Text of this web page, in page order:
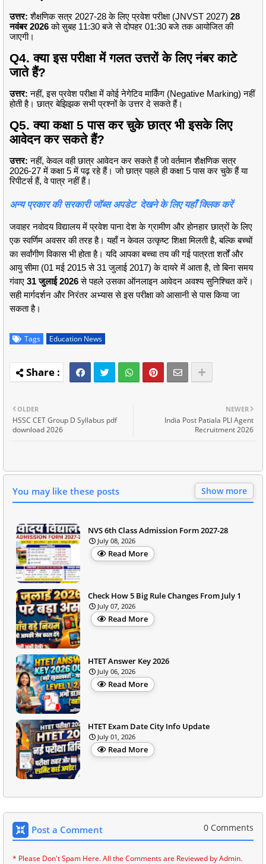
उत्तर: शैक्षणिक सत्र 2027-28 के लिए प्रवेश परीक्षा (JNVST 2027) 28
नवंबर 2026को सुबह 11:30 बजे से दोपहर 01:30 बजे तक आयोजित की
जाएगी।
Q4. क्या इस परीक्षा में गलत उत्तरों के लिए नंबर काटे
जाते हैं?
उत्तर: नहीं, इस प्रवेश परीक्षा में कोई नेगेटिव मार्किंग (Negative Marking) नहीं
होती है। छात्र बेझिझक सभी प्रश्नों के उत्तर दे सकते हैं।
Q5. क्या कक्षा 5 पास कर चुके छात्र भी इसके लिए
आवेदन कर सकते हैं?
उत्तर: नहीं, केवल वही छात्र आवेदन कर सकते हैं जो वर्तमान शैक्षणिक सत्र
2026-27 में कक्षा 5 में पढ़ रहे हैं। जो छात्र पहले ही कक्षा 5 पास कर चुके हैं या
रिपीटर्स हैं, वे पात्र नहीं हैं।
अन्य प्रकार की सरकारी जॉब्स अपडेट देखने के लिए यहाँ क्लिक करें
जवाहर नवोदय विद्यालय में प्रवेश पाना देश के ग्रामीण और होनहार छात्रों के लिए
एक स्वर्णिम अवसर की तरह है। यहाँ न केवल उत्कृष्ट शिक्षा मिलती है, बल्कि बच्चों
का सर्वांगीण विकास भी होता है। यदि आपका बच्चा तय की गई पात्रता शर्तों और
आयु सीमा (01 मई 2015 से 31 जुलाई 2017) के दायरे में आता है, तो बिना समय
गंवाए 31 जुलाई 2026से पहले उसका ऑनलाइन आवेदन अवश्य सुनिश्चित करें।
सही मार्गदर्शन और निरंतर अभ्यास से इस परीक्षा को आसानी से पास किया जा
सकता है।
Tags Education News
NEWER
India Post Patiala PLI Agent
Recruitment 2026
OLDER
HSSC CET Group D Syllabus pdf
download 2026
You may like these posts Show more
NVS 6th Class Admission Form 2027-28
July 08, 2026
Read More
Check How 5 Big Rule Changes From July 1
July 07, 2026
Read More
HTET Answer Key 2026
July 06, 2026
Read More
HTET Exam Date City Info Update
July 01, 2026
Read More
Post a Comment 0 Comments
* Please Don't Spam Here. All the Comments are Reviewed by Admin.